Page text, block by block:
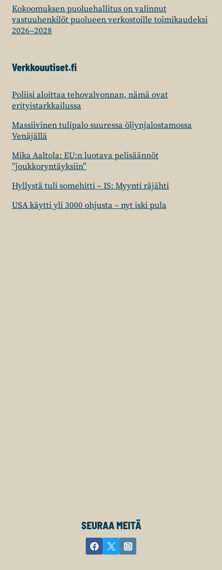
Kokoomuksen puoluehallitus on valinnut
vastuuhenkilöt puolueen verkostoille toimikaudeksi
2026–2028
Verkkouutiset.fi
Poliisi aloittaa tehovalvonnan, nämä ovat
erityistarkkailussa
Massiivinen tulipalo suuressa öljynjalostamossa
Venäjällä
Mika Aaltola: EU:n luotava pelisäännöt
”joukkoryntäyksiin”
Hyllystä tuli somehitti – IS: Myynti räjähti
USA käytti yli 3000 ohjusta – nyt iski pula
SEURAA MEITÄ